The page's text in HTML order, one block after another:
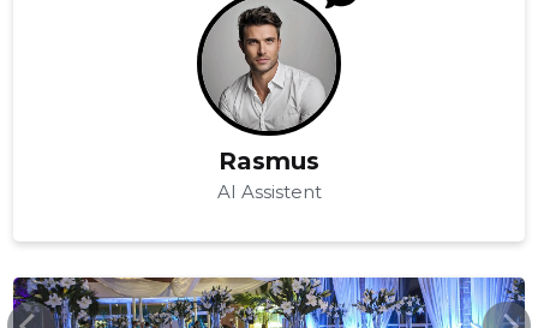
Rasmus
AI Assistent
SSB.EE